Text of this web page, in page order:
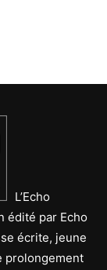
L’Echo
édité par Echo
écrite, jeune
prolongement